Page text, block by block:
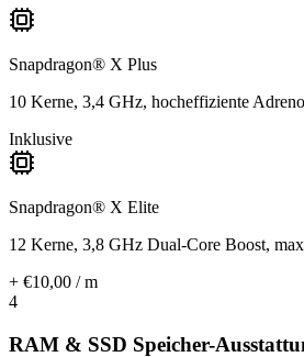
Snapdragon® X Plus
10 Kerne, 3,4 GHz, hocheffiziente
Inklusive
Snapdragon® X Elite
12 Kerne, 3,8 GHz Dual-Core Boost,
+ €10,00 / m
4
RAM & SSD Speicher-